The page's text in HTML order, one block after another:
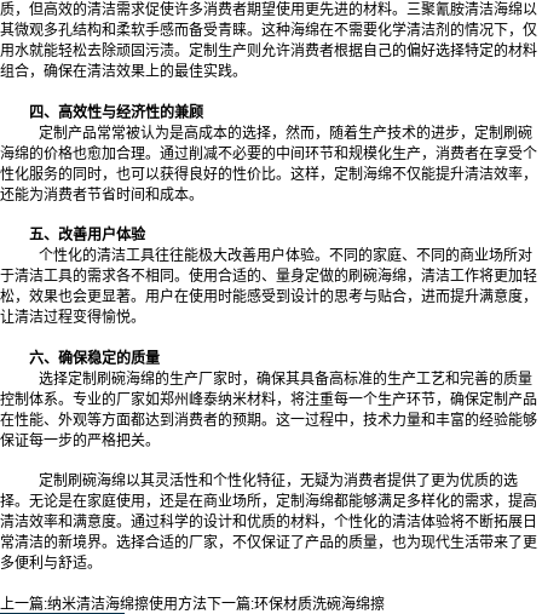
质，但高效的清洁需求促使许多消费者期望使用更先进的材料。三聚氰胺清洁海绵以
其微观多孔结构和柔软手感而备受青睐。这种海绵在不需要化学清洁剂的情况下，仅
用水就能轻松去除顽固污渍。定制生产则允许消费者根据自己的偏好选择特定的材料
组合，确保在清洁效果上的最佳实践。
四、高效性与经济性的兼顾
定制产品常常被认为是高成本的选择，然而，随着生产技术的进步，定制刷碗
海绵的价格也愈加合理。通过削减不必要的中间环节和规模化生产，消费者在享受个
性化服务的同时，也可以获得良好的性价比。这样，定制海绵不仅能提升清洁效率，
还能为消费者节省时间和成本。
五、改善用户体验
个性化的清洁工具往往能极大改善用户体验。不同的家庭、不同的商业场所对
于清洁工具的需求各不相同。使用合适的、量身定做的刷碗海绵，清洁工作将更加轻
松，效果也会更显著。用户在使用时能感受到设计的思考与贴合，进而提升满意度，
让清洁过程变得愉悦。
六、确保稳定的质量
选择定制刷碗海绵的生产厂家时，确保其具备高标准的生产工艺和完善的质量
控制体系。专业的厂家如郑州峰泰纳米材料，将注重每一个生产环节，确保定制产品
在性能、外观等方面都达到消费者的预期。这一过程中，技术力量和丰富的经验能够
保证每一步的严格把关。
定制刷碗海绵以其灵活性和个性化特征，无疑为消费者提供了更为优质的选
择。无论是在家庭使用，还是在商业场所，定制海绵都能够满足多样化的需求，提高
清洁效率和满意度。通过科学的设计和优质的材料，个性化的清洁体验将不断拓展日
常清洁的新境界。选择合适的厂家，不仅保证了产品的质量，也为现代生活带来了更
多便利与舒适。
上一篇:纳米清洁海绵擦使用方法下一篇:环保材质洗碗海绵擦